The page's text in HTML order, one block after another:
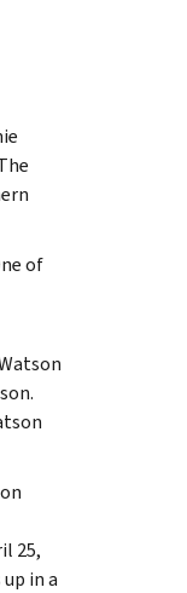
of
25,
in a